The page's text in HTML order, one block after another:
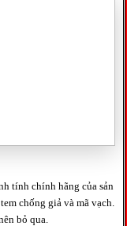
tính chính hãng của sản
chống giả và mã vạch.
bỏ qua.